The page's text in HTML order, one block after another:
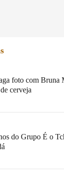
foto com Bruna
cerveja
do Grupo É o